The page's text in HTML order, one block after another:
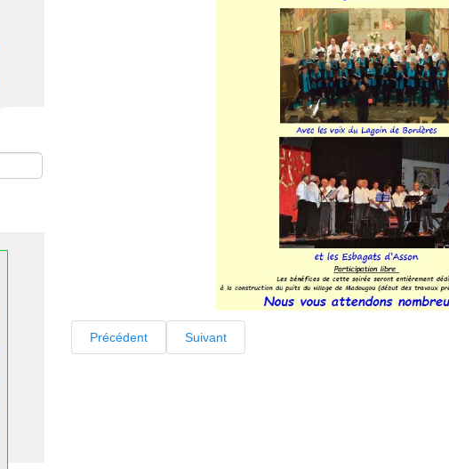
Précédent Suivant